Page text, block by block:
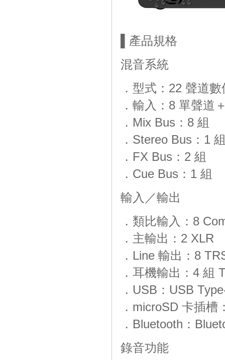
▌產品規格
混音系統
．型式：22 聲道
．輸入：8 單聲道
．Mix Bus：8 組
．Stereo Bus：1
．FX Bus：2 組
．Cue Bus：1 組
輸入／輸出
．類比輸入：8
．主輸出：2 XLR
．Line 輸出：8
．耳機輸出：4 組
．USB：USB
．microSD 卡插槽
．Bluetooth：
錄音功能